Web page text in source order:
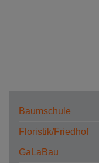
Baumschule
Floristik/Friedhof
GaLaBau